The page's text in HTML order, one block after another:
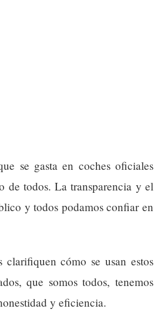
se gasta en coches oficiales
de todos. La transparencia y el
y todos podamos confiar en
cómo se usan estos
que somos todos, tenemos
y eficiencia.